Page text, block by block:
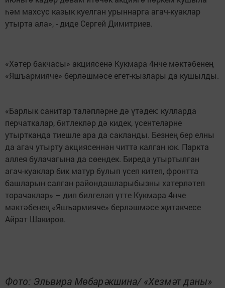
һәм махсус казык куелган урыннарга агач-куаклар
утырта ала», - диде Сергей Димитриев.
«Хәтер бакчасы» акциясенә Кукмара 4нче мәктәбенең
«Яшъармияче» берләшмәсе егет-кызлары да кушылды.
«Барлык санитар таләпләрне дә үтәдек: кулларда
перчаткалар, битлекләр дә кидек, үсентеләрне
утыртканда тиешле ара да сакланды. Безнең бер елны
да агач утырту акциясеннән читтә калган юк. Паркта
аллея булачагына да сөендек. Биредә утыртылган
агач-куаклар бик матур булып үсеп китеп, фронтта
башларын салган райондашларыбызны хәтерләтеп
торачаклар» – дип билгеләп үтте Кукмара 4нче
мәктәбенең «Яшъармияче» берләшмәсе җитәкчесе
Айрат Шакиров.
Фото: Эльвира Мөбарәкшина/ «Хезмәт даны»